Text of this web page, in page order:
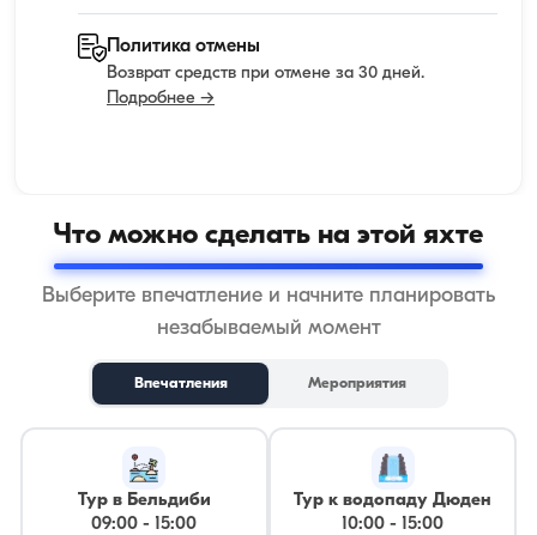
Политика отмены
Возврат средств при отмене за 30 дней.
Подробнее →
Что можно сделать на этой яхте
Выберите впечатление и начните планировать
незабываемый момент
Впечатления Мероприятия
Тур в Бельдиби
09:00 -
15:00
Тур к водопаду Дюден
10:00 -
15:00